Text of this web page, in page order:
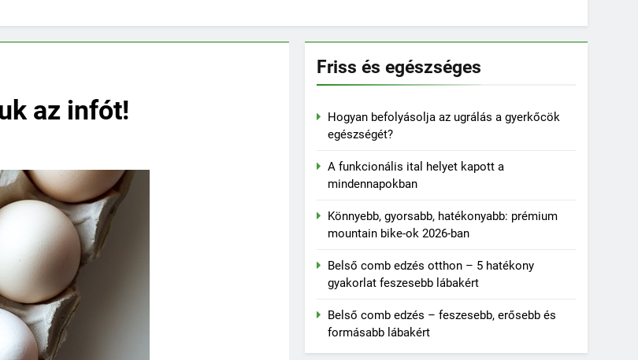
az infót!
Friss és egészséges
Hogyan befolyásolja az ugrálás a gyerkőcök
egészségét?
A funkcionális ital helyet kapott a
mindennapokban
Könnyebb, gyorsabb, hatékonyabb: prémium
mountain bike-ok 2026-ban
Belső comb edzés otthon – 5 hatékony
gyakorlat feszesebb lábakért
Belső comb edzés – feszesebb, erősebb és
formásabb lábakért